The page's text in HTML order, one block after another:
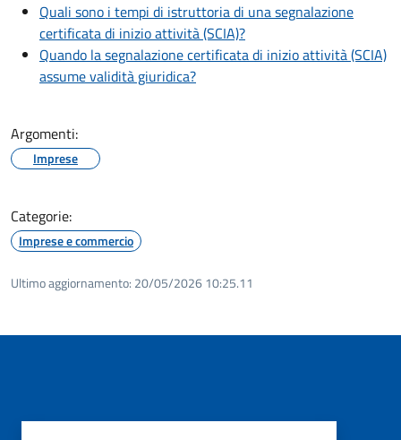
Quali sono i tempi di istruttoria di una segnalazione
certificata di inizio attività (SCIA)?
Quando la segnalazione certificata di inizio attività (SCIA)
assume validità giuridica?
Argomenti:
Imprese
Categorie:
Imprese e commercio
Ultimo aggiornamento: 20/05/2026 10:25.11